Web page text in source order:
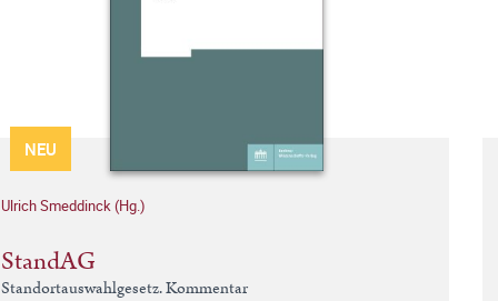
NEU
Ulrich Smeddinck (Hg.)
StandAG
Standortauswahlgesetz. Kommentar